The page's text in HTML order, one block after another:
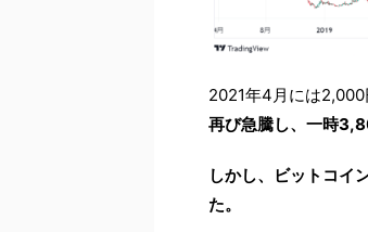
2021年4月には2,000
再び急騰し、一時
しかし、ビットコイ
た。